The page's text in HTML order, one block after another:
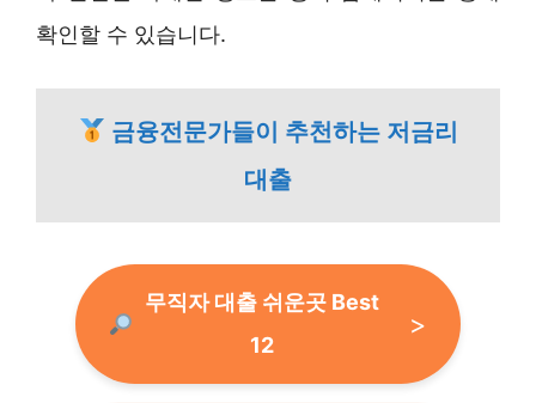
확인할 수 있습니다.
금융전문가들이 추천하는 저금리
대출
무직자 대출 쉬운곳 Best
12